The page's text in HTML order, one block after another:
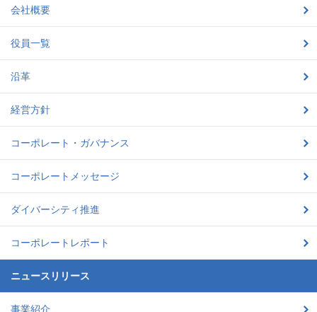
会社概要
役員一覧
沿革
経営方針
コーポレート・ガバナンス
コーポレートメッセージ
ダイバーシティ推進
コーポレートレポート
ニュースリリース
事業紹介